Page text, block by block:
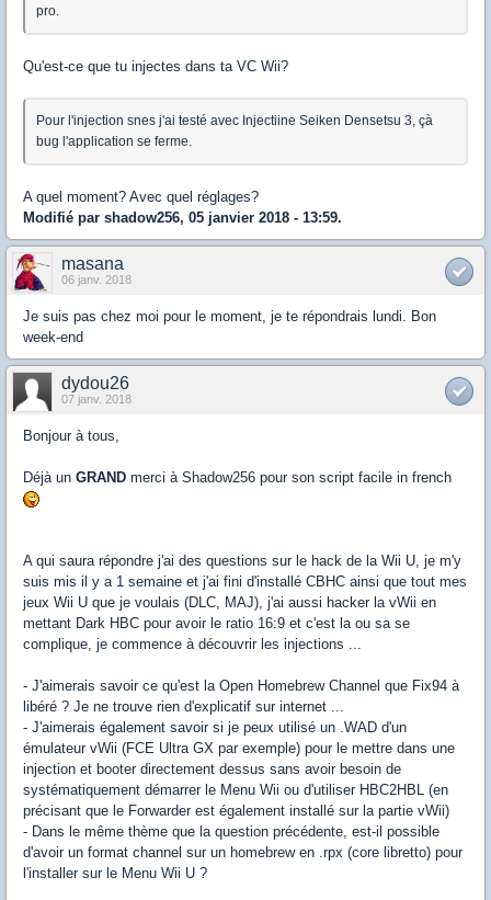
pro.
Qu'est-ce que tu injectes dans ta VC Wii?
Pour l'injection snes j'ai testé avec Injectiine Seiken Densetsu 3, çà
bug l'application se ferme.
A quel moment? Avec quel réglages?
Modifié par shadow256, 05 janvier 2018 - 13:59.
masana
06 janv. 2018
Je suis pas chez moi pour le moment, je te répondrais lundi. Bon
week-end
dydou26
07 janv. 2018
Bonjour à tous,
Déjà un GRAND merci à Shadow256 pour son script facile in french
A qui saura répondre j'ai des questions sur le hack de la Wii U, je m'y
suis mis il y a 1 semaine et j'ai fini d'installé CBHC ainsi que tout mes
jeux Wii U que je voulais (DLC, MAJ), j'ai aussi hacker la vWii en
mettant Dark HBC pour avoir le ratio 16:9 et c'est la ou sa se
complique, je commence à découvrir les injections ...
- J'aimerais savoir ce qu'est la Open Homebrew Channel que Fix94 à
libéré ? Je ne trouve rien d'explicatif sur internet ...
- J'aimerais également savoir si je peux utilisé un .WAD d'un
émulateur vWii (FCE Ultra GX par exemple) pour le mettre dans une
injection et booter directement dessus sans avoir besoin de
systématiquement démarrer le Menu Wii ou d'utiliser HBC2HBL (en
précisant que le Forwarder est également installé sur la partie vWii)
- Dans le même thème que la question précédente, est-il possible
d'avoir un format channel sur un homebrew en .rpx (core libretto) pour
l'installer sur le Menu Wii U ?